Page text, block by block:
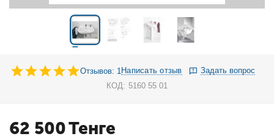
Отзывов: 1 Написать отзыв
Задать вопрос
КОД: 5160 55 01
62 500Тенге